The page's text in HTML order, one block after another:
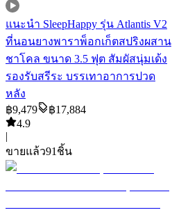
แนะนำ SleepHappy รุ่น Atlantis V2
ที่นอนยางพาราพ็อกเก็ตสปริงผสาน
ชาโคล ขนาด 3.5 ฟุต สัมผัสนุ่มเด้ง
รองรับสรีระ บรรเทาอาการปวด
หลัง
฿9,479 ฿17,884
4.9
|
ขายแล้ว91 ชิ้น